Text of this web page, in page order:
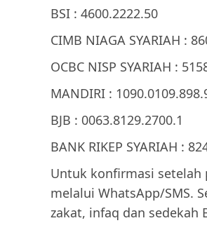
BSI : 4600.2222.50
CIMB NIAGA SYARIAH :
OCBC NISP SYARIAH :
MANDIRI :
BJB : 0063.8129.2700.1
BANK RIKEP SYARIAH :
Untuk konfirmasi setelah
melalui WhatsApp/SMS.
zakat, infaq dan sedekah